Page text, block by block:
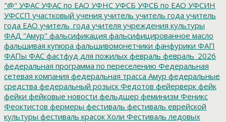
"@" УФАС УФАС по ЕАО УФНС УФСБ УФСБ по ЕАО УФСИН
УФССП участковый учения учитель учитель года учитель
года ЕАО учитель_года учителя учреждения культуры
ФАД "Амур" фальсификация фальсифицированное масло
фальшивая купюра фальшивомонетчики фанфурики ФАП
ФАПы ФАС фастфуд для пожилых февраль февраль_2026
федеральная программа по переселению Федеральная
сетевая компания федеральная трасса Амур федеральные
средства федеральный розыск Федотов фейерверк фейк
фейки фейковые новости фельдшер феминизм Феникс
Феоктистов фермеры фестиваль фестиваль еврейской
культуры фестиваль красок Холи Фестиваль ледовых